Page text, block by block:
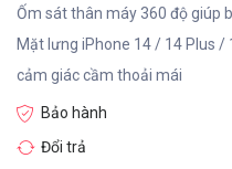
Ốm sát thân máy 360 độ giúp
Mặt lưng iPhone 14 / 14 Plus
cảm giác cầm thoải mái
Bảo hành
Đổi trả